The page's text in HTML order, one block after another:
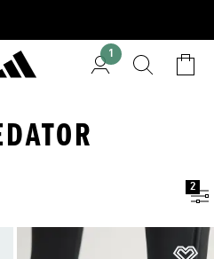
1
2
Lägg till på önskelistan